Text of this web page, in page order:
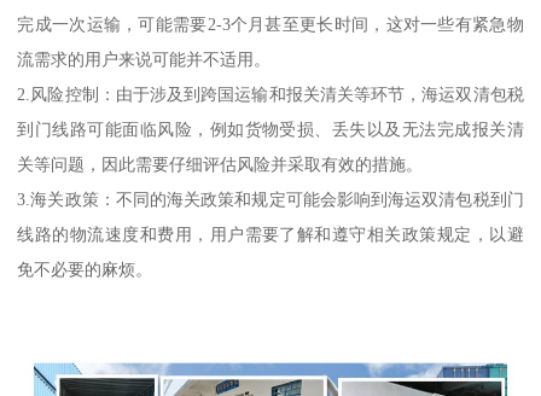
完成一次运输，可能需要2-3个月甚至更长时间，这对一些有紧急物
流需求的用户来说可能并不适用。
2.风险控制：由于涉及到跨国运输和报关清关等环节，海运双清包税
到门线路可能面临风险，例如货物受损、丢失以及无法完成报关清
关等问题，因此需要仔细评估风险并采取有效的措施。
3.海关政策：不同的海关政策和规定可能会影响到海运双清包税到门
线路的物流速度和费用，用户需要了解和遵守相关政策规定，以避
免不必要的麻烦。